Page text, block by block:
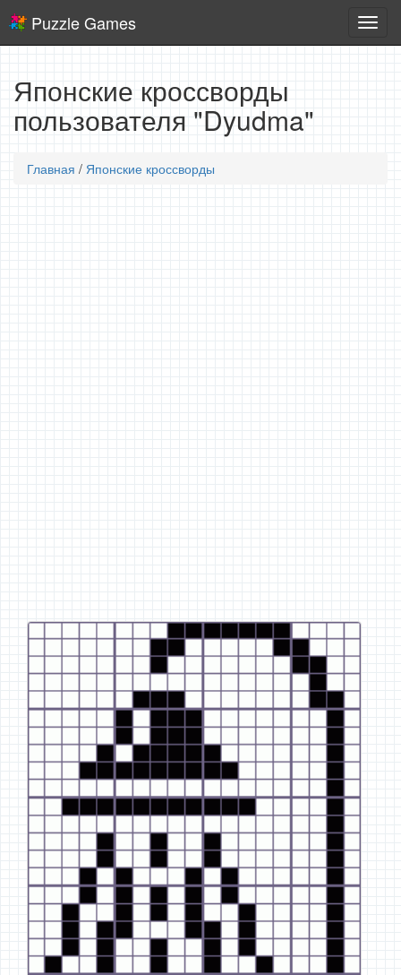
игры
Puzzle Games
Японские кроссворды
пользователя "Dyudma"
Главная / Японские кроссворды